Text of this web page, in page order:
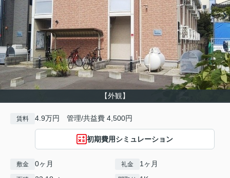
【外観】
賃料 4.9万円 管理/共益費 4,500円
初期費用シミュレーション
敷金 0ヶ月 礼金 1ヶ月